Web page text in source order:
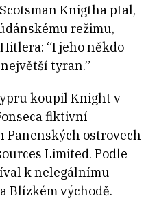
Knigtha ptal,
režimu,
“I jeho někdo
tyran.”
koupil Knight v
fiktivní
Panenských ostrovech
Limited. Podle
k nelegálnímu
Blízkém východě.